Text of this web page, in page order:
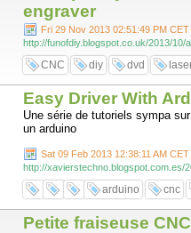
engraver
Fri 29 Nov 2013 02:51:49 PM
http://funofdiy.blogspot.co.uk/2013/
CNC diy dvd
Easy Driver With
Une série de tutoriels sympa
un arduino
Sat 09 Feb 2013 12:38:11 AM
http://xavierstechno.blogspot.com.es/
arduino cnc
Petite fraiseuse